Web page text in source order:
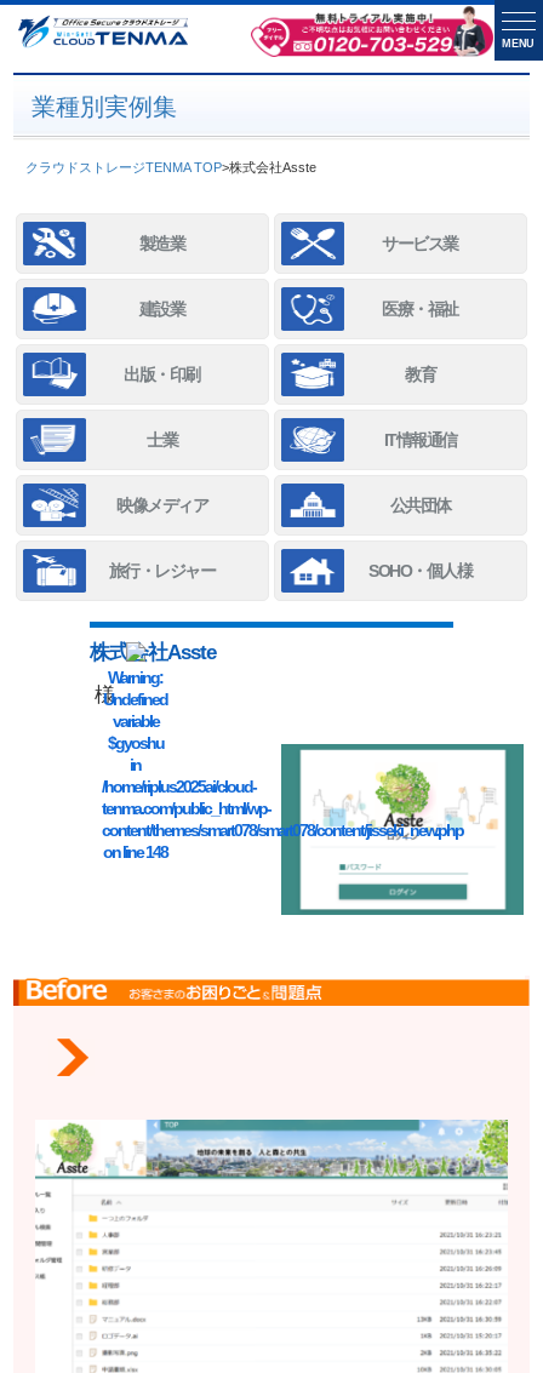
業種別実例集
クラウドストレージTENMA TOP>株式会社Asste
製造業 サービス業
建設業 医療・福祉
出版・印刷 教育
士業 IT情報通信
映像メディア 公共団体
旅行・レジャー SOHO・個人様
Warning:
Undefined
variable
$gyoshu
in
/home/riplus2025ai/cloud-
tenma.com/public_html/wp-
content/themes/smart078/smart078/content/jisseki_new.php
on line148
株式会社Asste
様
MENU